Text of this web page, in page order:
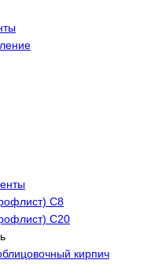
С8
С20
кирпич